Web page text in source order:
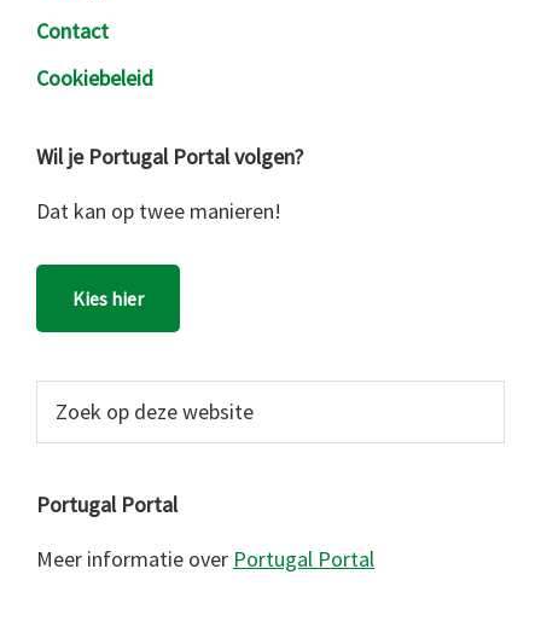
Contact
Cookiebeleid
Wil je Portugal Portal volgen?
Dat kan op twee manieren!
Kies hier
website
Portugal Portal
Meer informatie over Portugal Portal